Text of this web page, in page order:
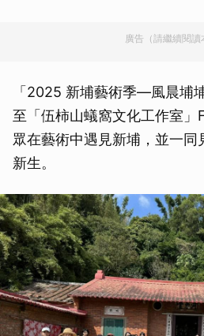
廣告（請繼續閱讀
「2025 新埔藝術季—風晨埔
至「伍柿山蟻窩文化工作室」
眾在藝術中遇見新埔，並一同
新生。